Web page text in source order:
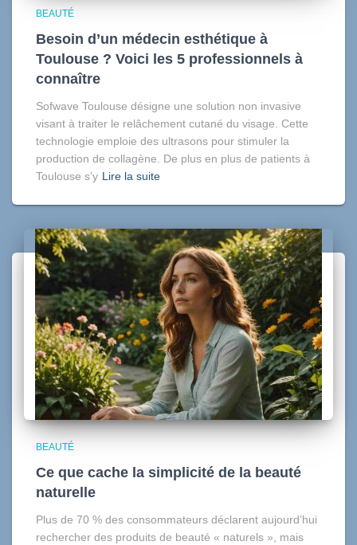
BEAUTÉ
Besoin d’un médecin esthétique à
Toulouse ? Voici les 5 professionnels à
connaître
Sofwave Toulouse désigne une solution non invasive
visant à traiter le relâchement cutané du visage. Cette
technologie emploie des ultrasons pour stimuler la
production de collagène. De plus en plus de patients à
Toulouse s’y Lire la suite
BEAUTÉ
Ce que cache la simplicité de la beauté
naturelle
Plus de 70 % des consommateurs déclarent aujourd’hui
rechercher des produits de beauté « naturels », mais